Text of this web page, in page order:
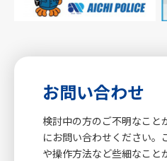
お問い合わせ
検討中の方のご不明なこと
にお問い合わせください。
や操作方法など些細なこと